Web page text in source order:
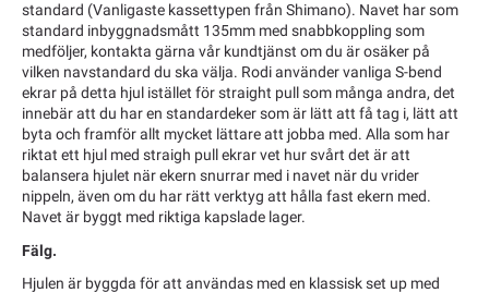
standard (Vanligaste kassettypen från Shimano). Navet har som
standard inbyggnadsmått 135mm med snabbkoppling som
medföljer, kontakta gärna vår kundtjänst om du är osäker på
vilken navstandard du ska välja. Rodi använder vanliga S-bend
ekrar på detta hjul istället för straight pull som många andra, det
innebär att du har en standardeker som är lätt att få tag i, lätt att
byta och framför allt mycket lättare att jobba med. Alla som har
riktat ett hjul med straigh pull ekrar vet hur svårt det är att
balansera hjulet när ekern snurrar med i navet när du vrider
nippeln, även om du har rätt verktyg att hålla fast ekern med.
Navet är byggt med riktiga kapslade lager.
Fälg.
Hjulen är byggda för att användas med en klassisk set up med